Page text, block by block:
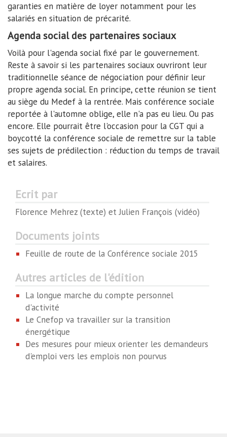
garanties en matière de loyer notamment pour les
salariés en situation de précarité.
Agenda social des partenaires sociaux
Voilà pour l'agenda social fixé par le gouvernement.
Reste à savoir si les partenaires sociaux ouvriront leur
traditionnelle séance de négociation pour définir leur
propre agenda social. En principe, cette réunion se tient
au siège du Medef à la rentrée. Mais conférence sociale
reportée à l'automne oblige, elle n'a pas eu lieu. Ou pas
encore. Elle pourrait être l'occasion pour la CGT qui a
boycotté la conférence sociale de remettre sur la table
ses sujets de prédilection : réduction du temps de travail
et salaires.
Ecrit par
Florence Mehrez (texte) et Julien François (vidéo)
Documents joints
Feuille de route de la Conférence sociale 2015
Autres articles de l'édition
La longue marche du compte personnel
d'activité
Le Cnefop va travailler sur la transition
énergétique
Des mesures pour mieux orienter les demandeurs
d'emploi vers les emplois non pourvus